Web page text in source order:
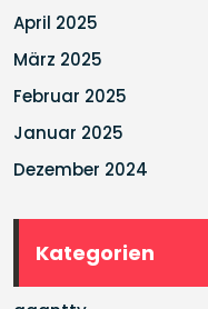
April 2025
März 2025
Februar 2025
Januar 2025
Dezember 2024
Kategorien